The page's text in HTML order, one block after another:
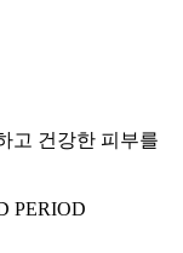
고 건강한 피부를
PERIOD